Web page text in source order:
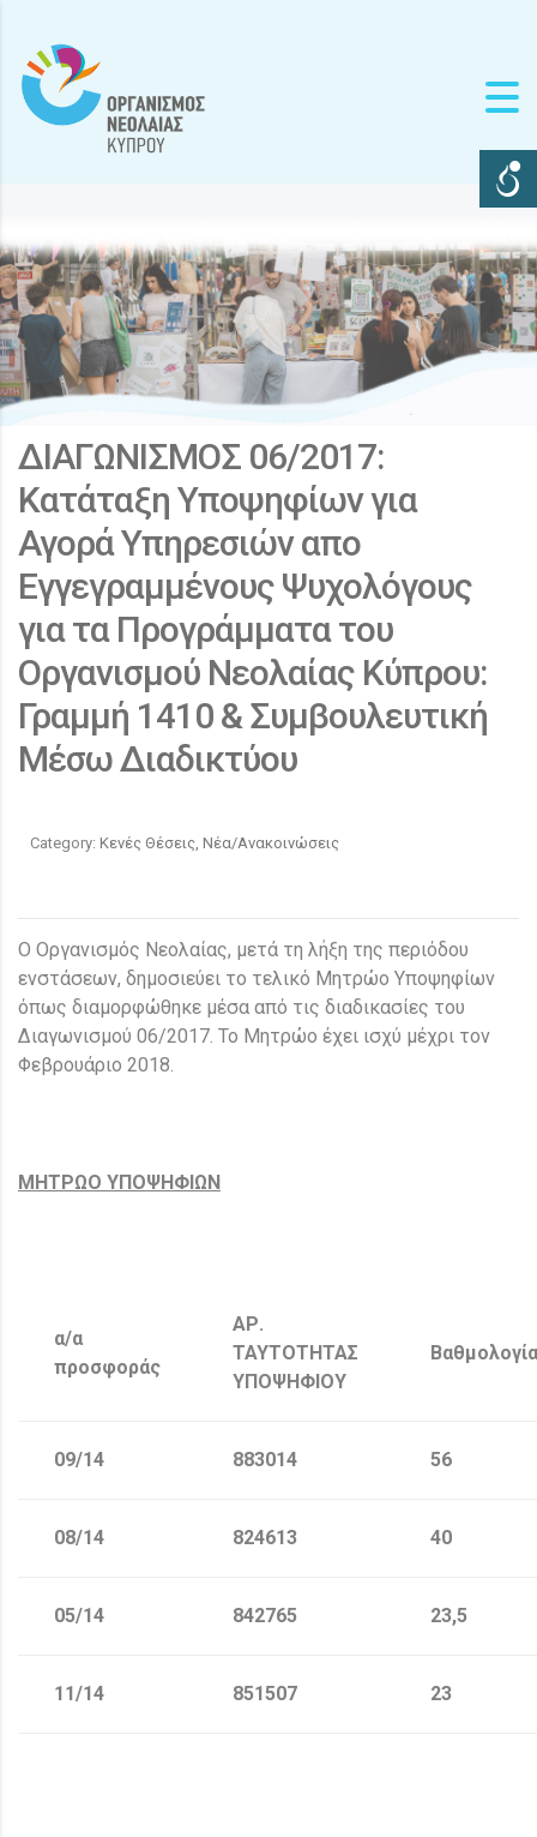
ΔΙΑΓΩΝΙΣΜΟΣ 06/2017:
Κατάταξη Υποψηφίων για
Αγορά Υπηρεσιών απο
Εγγεγραμμένους Ψυχολόγους
για τα Προγράμματα του
Οργανισμού Νεολαίας Κύπρου:
Γραμμή 1410 & Συμβουλευτική
Μέσω Διαδικτύου
Category: Κενές Θέσεις, Νέα/Ανακοινώσεις
Ο Οργανισμός Νεολαίας, μετά τη λήξη της περιόδου
ενστάσεων, δημοσιεύει το τελικό Μητρώο Υποψηφίων
όπως διαμορφώθηκε μέσα από τις διαδικασίες του
Διαγωνισμού 06/2017. Το Μητρώο έχει ισχύ μέχρι τον
Φεβρουάριο 2018.
ΜΗΤΡΩΟ ΥΠΟΨΗΦΙΩΝ
α/α
προσφοράς
ΑΡ.
ΤΑΥΤΟΤΗΤΑΣ
ΥΠΟΨΗΦΙΟΥ
Βαθμολογία
09/14 883014 56
08/14 824613 40
05/14 842765 23,5
11/14 851507 23